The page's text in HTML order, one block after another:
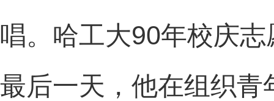
唱。哈工大90年校庆
最后一天，他在组织